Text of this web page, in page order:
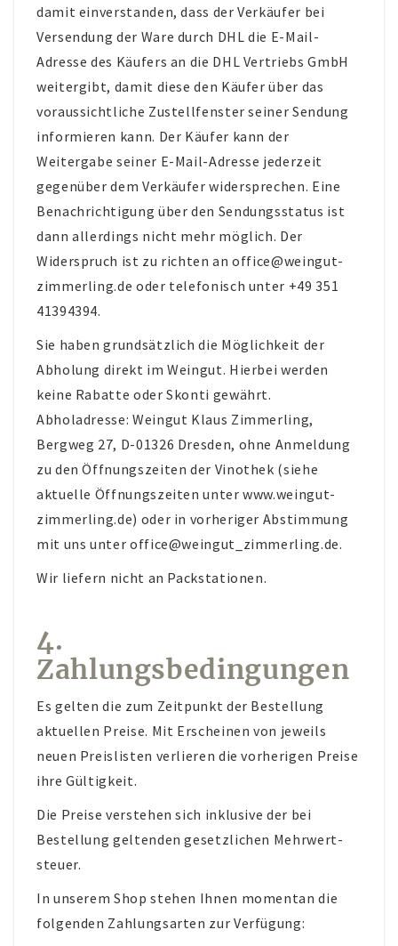
damit einverstanden, dass der Verkäufer bei
Versendung der Ware durch DHL die E-Mail-
Adresse des Käufers an die DHL Vertriebs GmbH
weitergibt, damit diese den Käufer über das
voraussichtliche Zustellfenster seiner Sendung
informieren kann. Der Käufer kann der
Weitergabe seiner E-Mail-Adresse jederzeit
gegenüber dem Verkäufer widersprechen. Eine
Benachrichtigung über den Sendungs­status ist
dann allerdings nicht mehr möglich. Der
Widerspruch ist zu richten an office@weingut-
zimmerling.de oder telefonisch unter +49 351
41394394.
Sie haben grundsätzlich die Möglichkeit der
Abholung direkt im Weingut. Hierbei werden
keine Rabatte oder Skonti gewährt.
Abholadresse: Weingut Klaus Zimmerling,
Bergweg 27, D-01326 Dresden, ohne Anmeldung
zu den Öffnungszeiten der Vinothek (siehe
aktuelle Öffnungszeiten unter www.weingut-
zimmerling.de) oder in vorheriger Abstimmung
mit uns unter office@weingut_zimmerling.de.
Wir liefern nicht an Packstationen.
4.
Zahlungsbedingungen
Es gelten die zum Zeitpunkt der Bestellung
aktuellen Preise. Mit Erscheinen von jeweils
neuen Preislisten verlieren die vorherigen Preise
ihre Gültigkeit.
Die Preise verstehen sich inklusive der bei
Bestellung geltenden gesetzlichen Mehrwert­­
steuer.
In unserem Shop stehen Ihnen momentan die
folgenden Zahlungsarten zur Verfügung: